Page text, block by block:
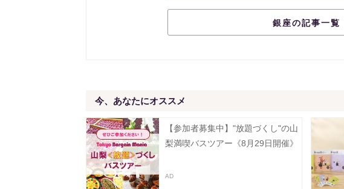
銀座の記事一覧
今、あなたにオススメ
【参加者募集中】"放題づくし"の山
梨満喫バスツアー《8月29日開催》